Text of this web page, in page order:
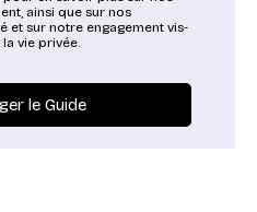
ainsi que sur nos
et sur notre engagement vis-
vie privée.